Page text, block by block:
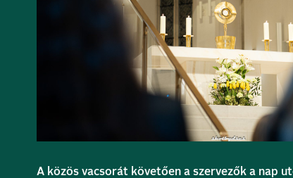
A közös vacsorát követően a szervezők a nap